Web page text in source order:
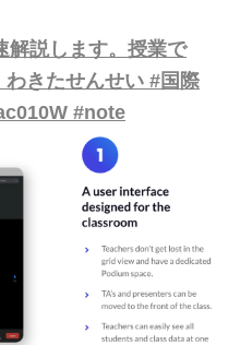
説します。授業で
きたせんせい #国際
#note